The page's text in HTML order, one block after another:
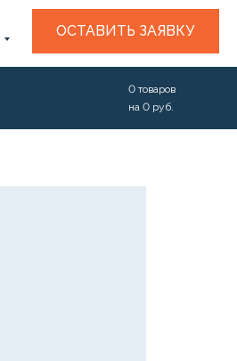
ОСТАВИТЬ ЗАЯВКУ
0 товаров
на 0 руб.